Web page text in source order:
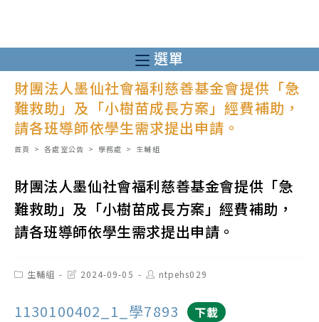
至
主
內
選單
財團法人墨仙社會福利慈善基金會提供「急
難救助」及「小樹苗成長方案」經費補助，
請各班導師依學生需求提出申請。
首頁 > 各處室公告 > 學務處 > 生輔組
財團法人墨仙社會福利慈善基金會提供「急
難救助」及「小樹苗成長方案」經費補助，
請各班導師依學生需求提出申請。
Post生輔組
Post2024-09-05
Post
author:
ntpehs029
1130100402_1_學7893 下載